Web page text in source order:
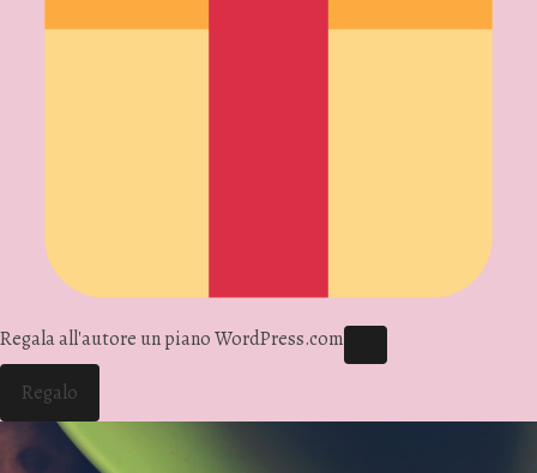
Regala all'autore un piano WordPress.com
Regalo